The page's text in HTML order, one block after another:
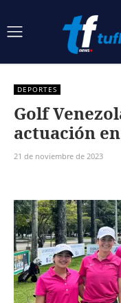
DEPORTES
Golf
actuación
21 de noviembre de 2023